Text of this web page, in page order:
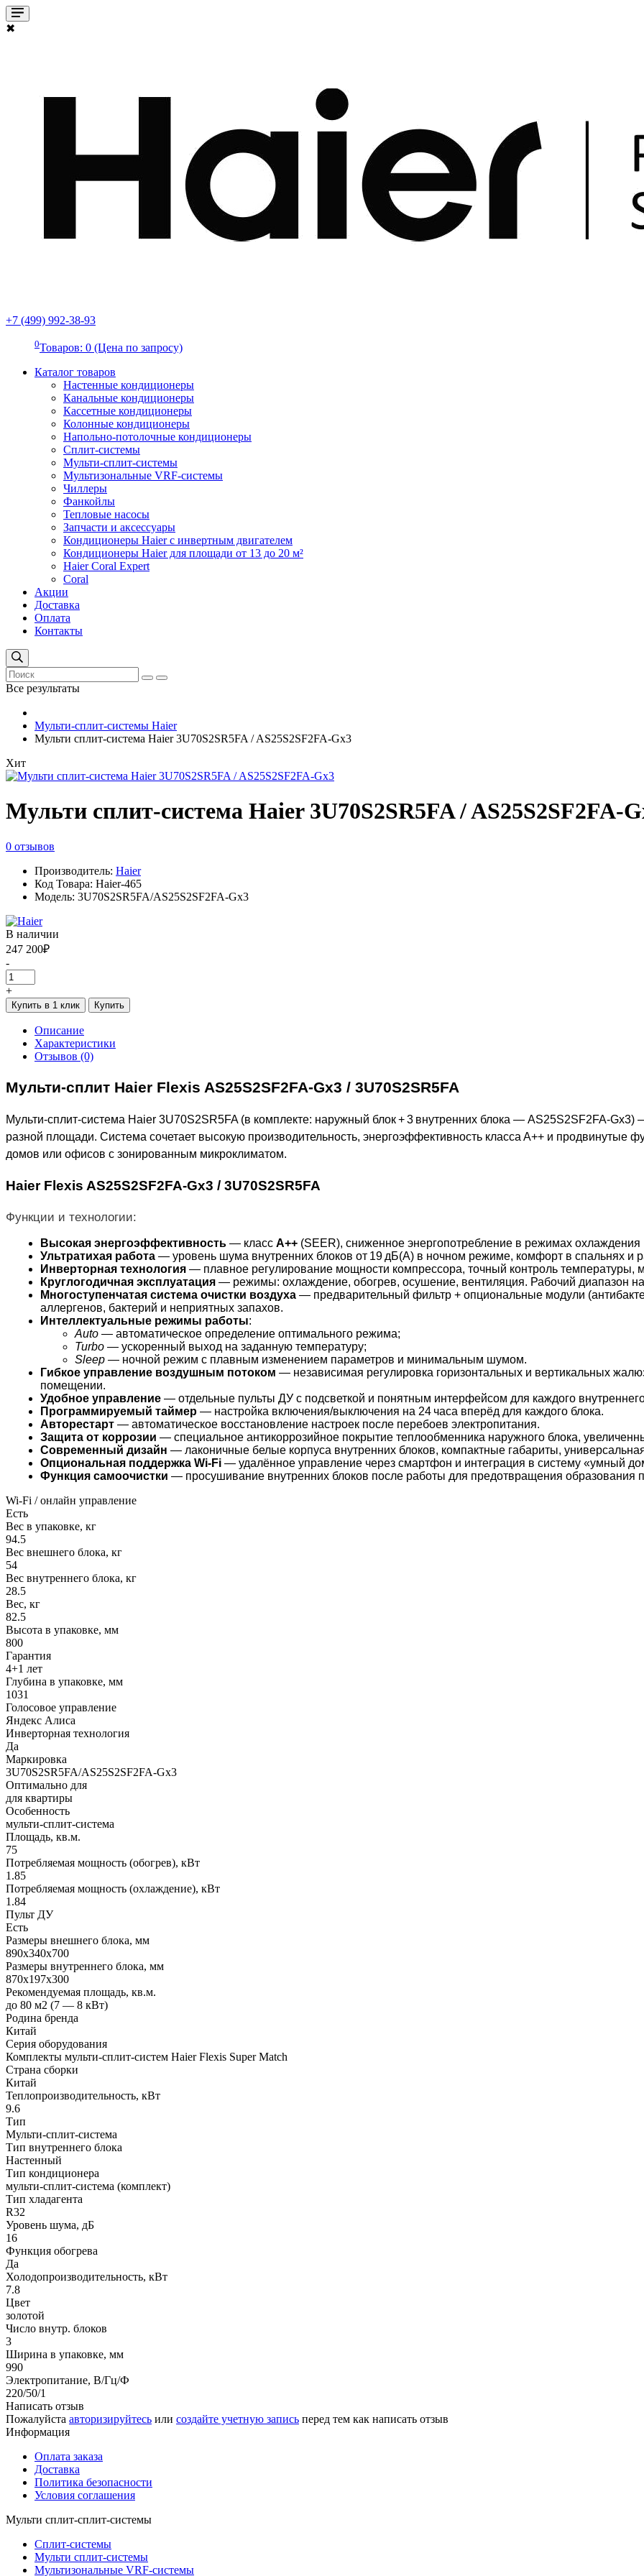
✖
+7 (499) 992-38-93
0Товаров: 0 (Цена по запросу)
Каталог товаров
Настенные кондиционеры
Канальные кондиционеры
Кассетные кондиционеры
Колонные кондиционеры
Напольно-потолочные кондиционеры
Сплит-системы
Мульти-сплит-системы
Мультизональные VRF-системы
Чиллеры
Фанкойлы
Тепловые насосы
Запчасти и аксессуары
Кондиционеры Haier с инвертным двигателем
Кондиционеры Haier для площади от 13 до 20 м²
Haier Coral Expert
Coral
Акции
Доставка
Оплата
Контакты
Все результаты
Мульти-сплит-системы Haier
Мульти сплит-система Haier 3U70S2SR5FA / AS25S2SF2FA-Gx3
Хит
Мульти сплит-система Haier 3U70S2SR5FA / AS25S2SF2FA-
0 отзывов
Производитель: Haier
Код Товара: Haier-465
Модель: 3U70S2SR5FA/AS25S2SF2FA-Gx3
В наличии
247 200₽
-
+
Купить в 1 клик Купить
Описание
Характеристики
Отзывов (0)
Мульти-сплит Haier Flexis AS25S2SF2FA-Gx3 / 3U70S2SR5FA
Мульти-сплит-система Haier 3U70S2SR5FA (в комплекте: наружный блок + 3 внутренних блока — AS25S2SF2FA-
разной площади. Система сочетает высокую производительность, энергоэффективность класса A++ и продвинутые
домов или офисов с зонированным микроклиматом.
Haier Flexis AS25S2SF2FA-Gx3 / 3U70S2SR5FA
Функции и технологии:
Высокая энергоэффективность — класс A++ (SEER), сниженное энергопотребление в режимах охлаждения
Ультратихая работа — уровень шума внутренних блоков от 19 дБ(А) в ночном режиме, комфорт в спальнях и
Инверторная технология — плавное регулирование мощности компрессора, точный контроль температуры,
Круглогодичная эксплуатация — режимы: охлаждение, обогрев, осушение, вентиляция. Рабочий диапазон
Многоступенчатая система очистки воздуха — предварительный фильтр + опциональные модули
аллергенов, бактерий и неприятных запахов.
Интеллектуальные режимы работы:
Auto — автоматическое определение оптимального режима;
Turbo — ускоренный выход на заданную температуру;
Sleep — ночной режим с плавным изменением параметров и минимальным шумом.
Гибкое управление воздушным потоком — независимая регулировка горизонтальных и вертикальных
помещении.
Удобное управление — отдельные пульты ДУ с подсветкой и понятным интерфейсом для каждого
Программируемый таймер — настройка включения/выключения на 24 часа вперёд для каждого блока.
Авторестарт — автоматическое восстановление настроек после перебоев электропитания.
Защита от коррозии — специальное антикоррозийное покрытие теплообменника наружного блока,
Современный дизайн — лаконичные белые корпуса внутренних блоков, компактные габариты,
Опциональная поддержка Wi‑Fi — удалённое управление через смартфон и интеграция в систему «умный
Функция самоочистки — просушивание внутренних блоков после работы для предотвращения образования
Wi-Fi / онлайн управление
Есть
Вес в упаковке, кг
94.5
Вес внешнего блока, кг
54
Вес внутреннего блока, кг
28.5
Вес, кг
82.5
Высота в упаковке, мм
800
Гарантия
4+1 лет
Глубина в упаковке, мм
1031
Голосовое управление
Яндекс Алиса
Инверторная технология
Да
Маркировка
3U70S2SR5FA/AS25S2SF2FA-Gx3
Оптимально для
для квартиры
Особенность
мульти-сплит-система
Площадь, кв.м.
75
Потребляемая мощность (обогрев), кВт
1.85
Потребляемая мощность (охлаждение), кВт
1.84
Пульт ДУ
Есть
Размеры внешнего блока, мм
890x340x700
Размеры внутреннего блока, мм
870x197x300
Рекомендуемая площадь, кв.м.
до 80 м2 (7 — 8 кВт)
Родина бренда
Китай
Серия оборудования
Комплекты мульти-сплит-систем Haier Flexis Super Match
Страна сборки
Китай
Теплопроизводительность, кВт
9.6
Тип
Мульти-сплит-система
Тип внутреннего блока
Настенный
Тип кондиционера
мульти-сплит-система (комплект)
Тип хладагента
R32
Уровень шума, дБ
16
Функция обогрева
Да
Холодопроизводительность, кВт
7.8
Цвет
золотой
Число внутр. блоков
3
Ширина в упаковке, мм
990
Электропитание, В/Гц/Ф
220/50/1
Написать отзыв
Пожалуйста авторизируйтесь или создайте учетную запись перед тем как написать отзыв
Информация
Оплата заказа
Доставка
Политика безопасности
Условия соглашения
Мульти сплит-сплит-системы
Сплит-системы
Мульти сплит-системы
Мультизональные VRF-системы